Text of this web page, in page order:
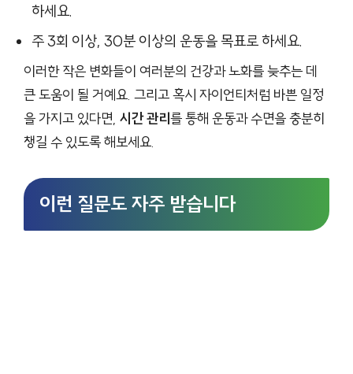
하세요.
주 3회 이상, 30분 이상의 운동을 목표로 하세요.
이러한 작은 변화들이 여러분의 건강과 노화를 늦추는 데
큰 도움이 될 거예요. 그리고 혹시 자이언티처럼 바쁜 일정
을 가지고 있다면, 시간 관리를 통해 운동과 수면을 충분히
챙길 수 있도록 해보세요.
이런 질문도 자주 받습니다